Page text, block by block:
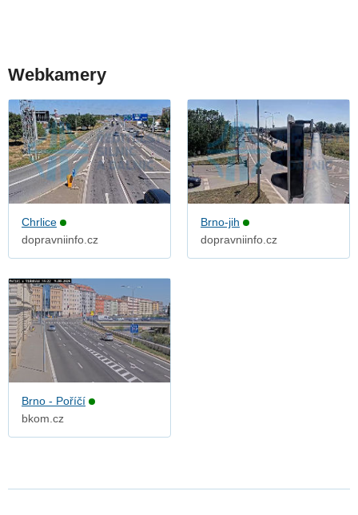
Webkamery
Chrlice
dopravniinfo.cz
Brno-jih
dopravniinfo.cz
Brno - Poříčí
bkom.cz